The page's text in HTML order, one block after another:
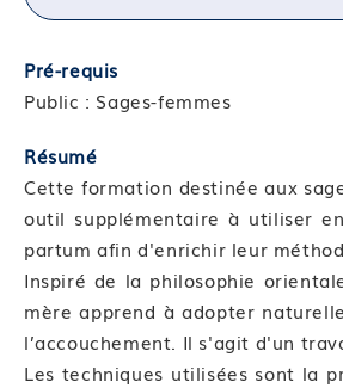
Pré-requis
Public : Sages-femmes
Résumé
Cette formation destinée aux
outil supplémentaire à utiliser
partum afin d'enrichir leur
Inspiré de la philosophie
mère apprend à adopter
l’accouchement. Il s'agit d'un
Les techniques utilisées sont la